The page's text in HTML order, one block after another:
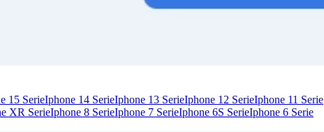
15 SerieIphone 14 SerieIphone 13 SerieIphone 12 SerieIphone 11 Serie
XR SerieIphone 8 SerieIphone 7 SerieIphone 6S SerieIphone 6 Serie